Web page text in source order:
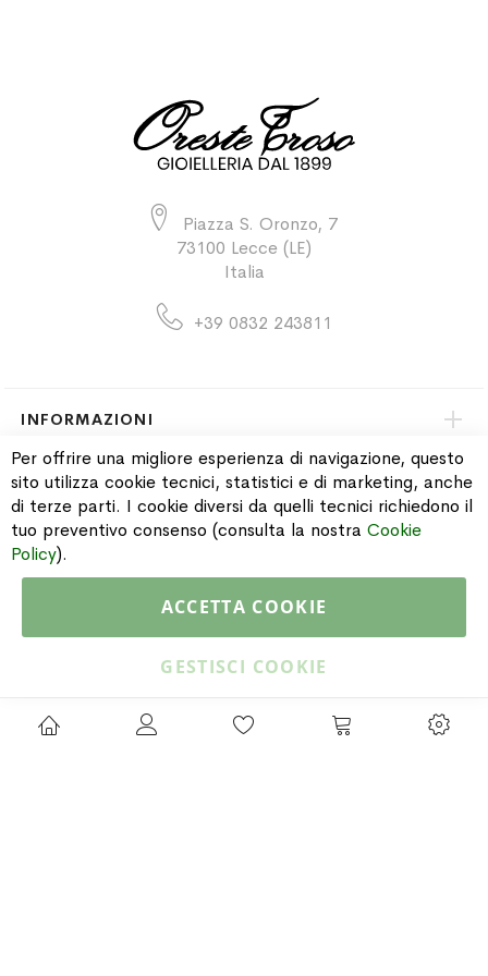
Piazza S. Oronzo, 7
73100 Lecce (LE)
Italia
+39 0832 243811
INFORMAZIONI
PAGAMENTI & SPEDIZIONI
CATALOGO
Copyright © 2015 Gioielleria Oreste Troso. All rights reserved. P. IVA
IT02064590751
Privacy Policy Cookie Policy
Per offrire una migliore esperienza di navigazione, questo
sito utilizza cookie tecnici, statistici e di marketing, anche
di terze parti. I cookie diversi da quelli tecnici richiedono il
tuo preventivo consenso (consulta la nostra Cookie
Policy).
ACCETTA COOKIE
GESTISCI COOKIE